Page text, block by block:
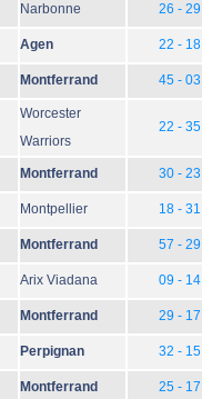
Narbonne 26 - 29
Agen 22 - 18
Montferrand 45 - 03
Worcester
Warriors
22 - 35
Montferrand 30 - 23
Montpellier 18 - 31
Montferrand 57 - 29
Arix Viadana 09 - 14
Montferrand 29 - 17
Perpignan 32 - 15
Montferrand 25 - 17